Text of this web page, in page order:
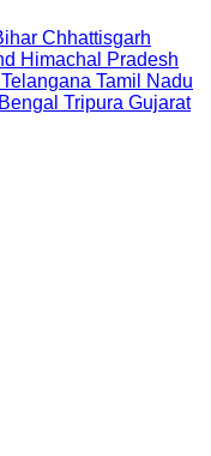
Chhattisgarh
Himachal Pradesh
Telangana Tamil Nadu
Tripura Gujarat